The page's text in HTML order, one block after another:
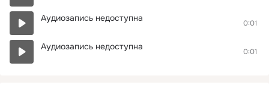
Аудиозапись недоступна 0:01
Аудиозапись недоступна 0:01